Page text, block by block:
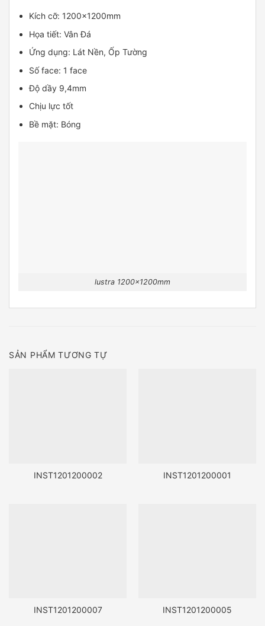
Kích cỡ: 1200x1200mm
Họa tiết: Vân Đá
Ứng dụng: Lát Nền, Ốp Tường
Số face: 1 face
Độ dầy 9,4mm
Chịu lực tốt
Bề mặt: Bóng
lustra 1200x1200mm
SẢN PHẨM TƯƠNG TỰ
INST1201200002 INST1201200001
INST1201200007 INST1201200005